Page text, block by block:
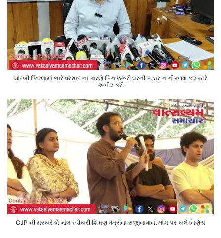
મોરબી જિલ્લામાં ભારે વરસાદ ના કારણે બિનજરૂરી ઘરની બહાર ન નીકળવા કલેક્ટરે
અપીલ કરી
CJP ની સરકારે બે માંગ સ્વીકારી શિક્ષણ મંત્રીના રાજીનામાની માંગ પર કાલે નિર્ણય